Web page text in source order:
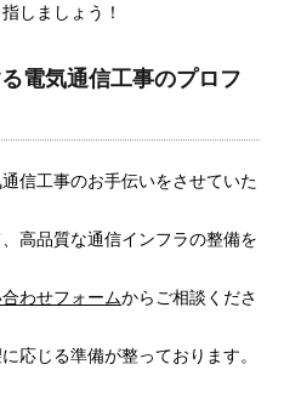
しましょう！
電気通信工事のプロフ
信工事のお手伝いをさせていた
高品質な通信インフラの整備を
わせフォームからご相談くださ
応じる準備が整っております。